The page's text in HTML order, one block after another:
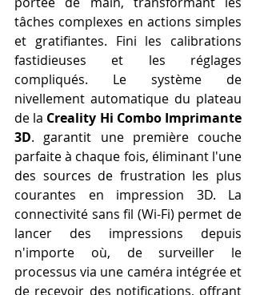
tâches complexes en actions simples
et gratifiantes. Fini les calibrations
fastidieuses et les réglages
compliqués. Le système de
nivellement automatique du plateau
de la Creality Hi Combo Imprimante
3D. garantit une première couche
parfaite à chaque fois, éliminant l'une
des sources de frustration les plus
courantes en impression 3D. La
connectivité sans fil (Wi-Fi) permet de
lancer des impressions depuis
n'importe où, de surveiller le
processus via une caméra intégrée et
de recevoir des notifications, offrant